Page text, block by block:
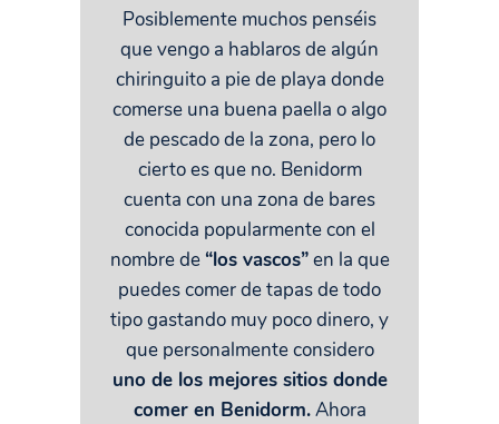
Posiblemente muchos penséis
que vengo a hablaros de algún
chiringuito a pie de playa donde
comerse una buena paella o algo
de pescado de la zona, pero lo
cierto es que no. Benidorm
cuenta con una zona de bares
conocida popularmente con el
nombre de“los vascos”en la que
puedes comer de tapas de todo
tipo gastando muy poco dinero, y
que personalmente considero
uno de los mejores sitios donde
comer en Benidorm.Ahora